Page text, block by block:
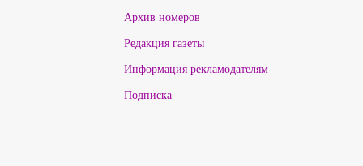
Архив номеров
Редакция газеты
Информация рекламодателям
Подписка